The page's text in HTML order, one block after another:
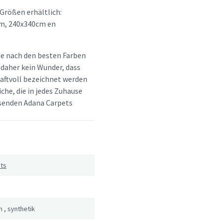
erhältlich:
240x340cm en
nach den besten Farben
kein Wunder, dass
bezeichnet werden
die in jedes Zuhause
Adana Carpets
, synthetik